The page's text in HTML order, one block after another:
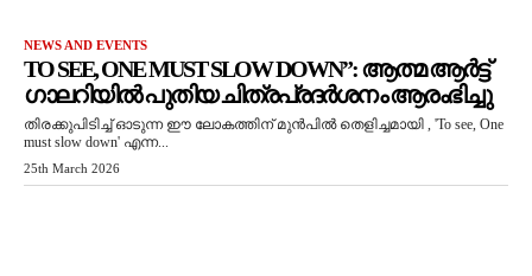
NEWS AND EVENTS
TO SEE, ONE MUST SLOW DOWN”: ആത്മ ആർട്ട്
ഗാലറിയിൽ പുതിയ ചിത്രപ്രദർശനം ആരംഭിച്ചു
തിരക്കുപിടിച്ച് ഓടുന്ന ഈ ലോകത്തിന് മുൻപിൽ തെളിച്ചമായി , 'To see, One
must slow down' എന്ന...
25th March 2026